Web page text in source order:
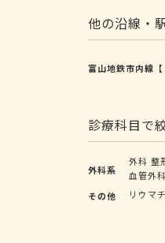
他の沿線・
富山地鉄市内線【
診療科目で
外科系
外科 整
血管外科
その他
リウマ